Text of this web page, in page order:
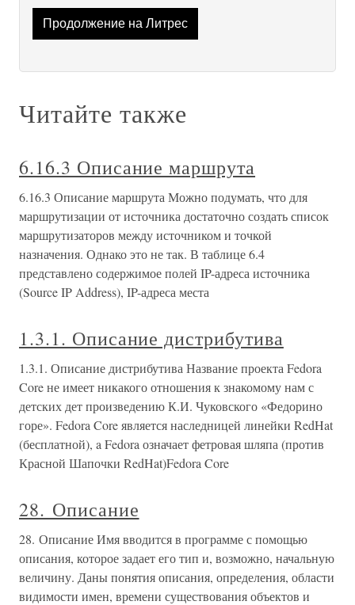
Продолжение на Литрес
Читайте также
6.16.3 Описание маршрута
6.16.3 Описание маршрута Можно подумать, что для
маршрутизации от источника достаточно создать список
маршрутизаторов между источником и точкой
назначения. Однако это не так. В таблице 6.4
представлено содержимое полей IP-адреса источника
(Source IP Address), IP-адреса места
1.3.1. Описание дистрибутива
1.3.1. Описание дистрибутива Название проекта Fedora
Core не имеет никакого отношения к знакомому нам с
детских дет произведению К.И. Чуковского «Федорино
горе». Fedora Core является наследницей линейки RedHat
(бесплатной), a Fedora означает фетровая шляпа (против
Красной Шапочки RedHat)Fedora Core
28. Описание
28. Описание Имя вводится в программе с помощью
описания, которое задает его тип и, возможно, начальную
величину. Даны понятия описания, определения, области
видимости имен, времени существования объектов и